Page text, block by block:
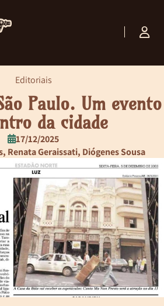
Paulo. Um evento
da cidade
Editoriais
17/12/2025
Renata Geraissati, Diógenes Sousa